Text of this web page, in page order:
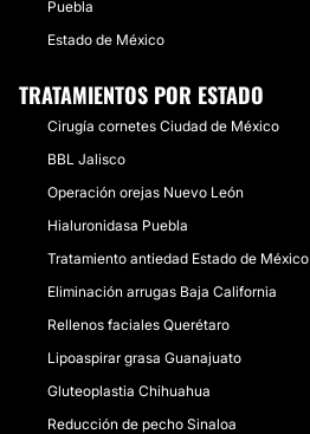
Puebla
Estado de México
TRATAMIENTOS POR ESTADO
Cirugía cornetes Ciudad de México
BBL Jalisco
Operación orejas Nuevo León
Hialuronidasa Puebla
Tratamiento antiedad Estado de México
Eliminación arrugas Baja California
Rellenos faciales Querétaro
Lipoaspirar grasa Guanajuato
Gluteoplastia Chihuahua
Reducción de pecho Sinaloa